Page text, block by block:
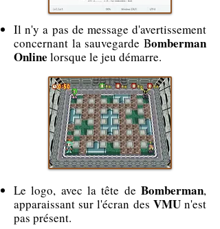
Il n'y a pas de message d'avertissement
concernant la sauvegarde Bomberman
Online lorsque le jeu démarre.
Le logo, avec la tête de Bomberman,
apparaissant sur l'écran des VMUn'est
pas présent.